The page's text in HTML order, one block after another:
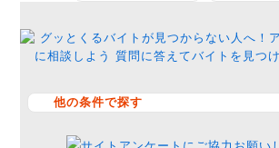
他の条件で探す